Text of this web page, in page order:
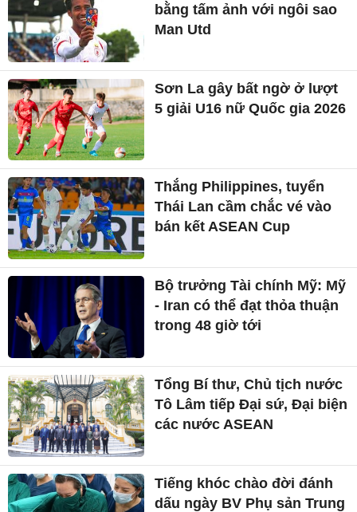
bằng tấm ảnh với ngôi sao
Man Utd
Sơn La gây bất ngờ ở lượt
5 giải U16 nữ Quốc gia 2026
Thắng Philippines, tuyển
Thái Lan cầm chắc vé vào
bán kết ASEAN Cup
Bộ trưởng Tài chính Mỹ: Mỹ
- Iran có thể đạt thỏa thuận
trong 48 giờ tới
Tổng Bí thư, Chủ tịch nước
Tô Lâm tiếp Đại sứ, Đại biện
các nước ASEAN
Tiếng khóc chào đời đánh
dấu ngày BV Phụ sản Trung